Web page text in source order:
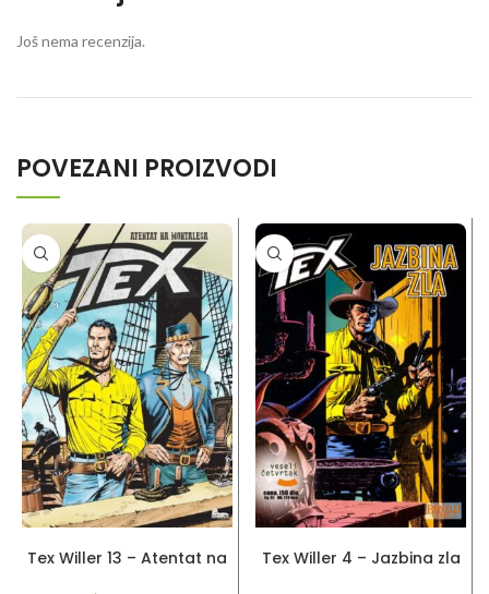
Još nema recenzija.
POVEZANI PROIZVODI
Tex Willer 13 – Atentat na
Tex Willer 4 – Jazbina zla